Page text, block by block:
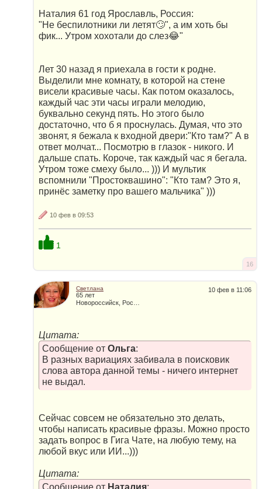
Наталия 61 год Ярославль, Россия:
"Не беспилотники ли летят🙄", а им хоть бы
фик... Утром хохотали до слез😂"
Лет 30 назад я приехала в гости к родне.
Выделили мне комнату, в которой на стене
висели красивые часы. Как потом оказалось,
каждый час эти часы играли мелодию,
буквально секунд пять. Но этого было
достаточно, что б я проснулась. Думая, что это
звонят, я бежала к входной двери:"Кто там?" А в
ответ молчат... Посмотрю в глазок - никого. И
дальше спать. Короче, так каждый час я бегала.
Утром тоже смеху было... ))) И мультик
вспомнили "Простоквашино": "Кто там? Это я,
принёс заметку про вашего мальчика" )))
10 фев в 09:53
1
16
10 фев в 11:06
Светлана
65 лет
Цитата:
Сообщение от Ольга:
В разных вариациях забивала в поисковик
слова автора данной темы - ничего интернет
не выдал.
Сейчас совсем не обязательно это делать,
чтобы написать красивые фразы. Можно просто
задать вопрос в Гига Чате, на любую тему, на
любой вкус или ИИ...)))
Цитата:
Сообщение от Наталия: